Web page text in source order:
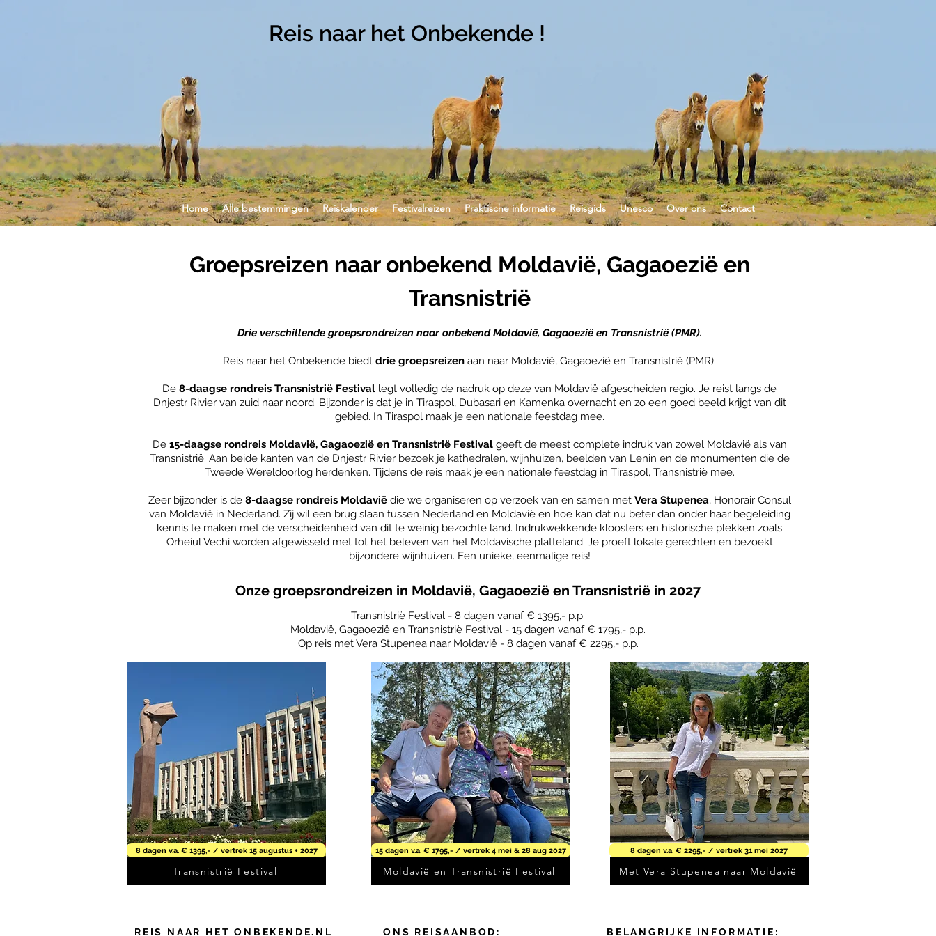
Reis naar het Onbekende !
Home Alle bestemmingen Reiskalender Festivalreizen Praktische informatie Reisgids Unesco Over ons Contact
Groepsreizen naar onbekend Moldavië, Gagaoezië en
Transnistrië
Drie verschillende groepsrondreizen naar onbekend Moldavië, Gagaoezië en Transnistrië (PMR).
Reis naar het Onbekende biedt drie groepsreizen aan naar Moldavië, Gagaoezië en Transnistrië (PMR).
De 8-daagse rondreis Transnistrië Festival legt volledig de nadruk op deze van Moldavië afgescheiden regio. Je reist langs de
Dnjestr Rivier van zuid naar noord. Bijzonder is dat je in Tiraspol, Dubasari en Kamenka overnacht en zo een goed beeld krijgt van dit
gebied. In Tiraspol maak je een nationale feestdag mee.
De 15-daagse rondreis Moldavië, Gagaoezië en Transnistrië Festivalgeeft de meest complete indruk van zowel Moldavië als van
Transnistrië. Aan beide kanten van de Dnjestr Rivier bezoek je kathedralen, wijnhuizen, beelden van Lenin en de monumenten die de
Tweede Wereldoorlog herdenken. Tijdens de reis maak je een nationale feestdag in Tiraspol, Transnistrië mee.
Zeer bijzonder is de 8-daagse rondreis Moldavië die we organiseren op verzoek van en samen met Vera Stupenea, Honorair Consul
van Moldavië in Nederland. Zij wil een brug slaan tussen Nederland en Moldavië en hoe kan dat nu beter dan onder haar begeleiding
kennis te maken met de verscheidenheid van dit te weinig bezochte land. Indrukwekkende kloosters en historische plekken zoals
Orheiul Vechi worden afgewisseld met tot het beleven van het Moldavische platteland. Je proeft lokale gerechten en bezoekt
bijzondere wijnhuizen. Een unieke, eenmalige reis!
Onze groepsrondreizen in Moldavië, Gagaoezië en Transnistrië in 2027
Transnistrië Festival - 8 dagen vanaf € 1395,- p.p.
Moldavië, Gagaoezië en Transnistrië Festival - 15 dagen vanaf € 1795,- p.p.
Op reis met Vera Stupenea naar Moldavië - 8 dagen vanaf € 2295,- p.p.
8 dagen v.a. € 1395,- / vertrek 15 augustus + 2027
Transnistrië Festival Moldavië en Transnistrië Festival
15 dagen v.a. € 1795,- / vertrek 4 mei & 28 aug 2027 8 dagen v.a. € 2295,- / vertrek 31 mei 2027
Met Vera Stupenea naar Moldavië
REIS NAAR HET ONBEKENDE.NL ONS REISAANBOD: BELANGRIJKE INFORMATIE: